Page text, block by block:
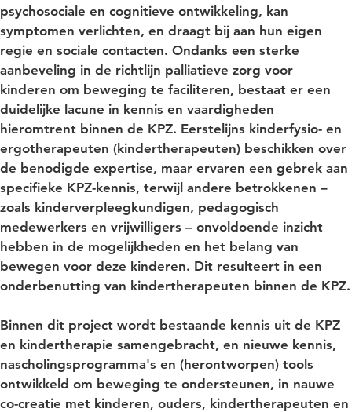
psychosociale en cognitieve ontwikkeling, kan
symptomen verlichten, en draagt bij aan hun eigen
regie en sociale contacten. Ondanks een sterke
aanbeveling in de richtlijn palliatieve zorg voor
kinderen om beweging te faciliteren, bestaat er een
duidelijke lacune in kennis en vaardigheden
hieromtrent binnen de KPZ. Eerstelijns kinderfysio- en
ergotherapeuten (kindertherapeuten) beschikken over
de benodigde expertise, maar ervaren een gebrek aan
specifieke KPZ-kennis, terwijl andere betrokkenen –
zoals kinderverpleegkundigen, pedagogisch
medewerkers en vrijwilligers – onvoldoende inzicht
hebben in de mogelijkheden en het belang van
bewegen voor deze kinderen. Dit resulteert in een
onderbenutting van kindertherapeuten binnen de KPZ.
Binnen dit project wordt bestaande kennis uit de KPZ
en kindertherapie samengebracht, en nieuwe kennis,
nascholingsprogramma's en (herontworpen) tools
ontwikkeld om beweging te ondersteunen, in nauwe
co-creatie met kinderen, ouders, kindertherapeuten en